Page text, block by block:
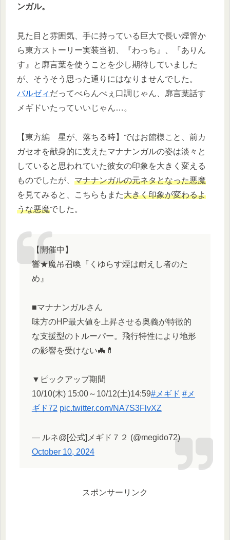
ンガル。
見た目と雰囲気、手に持っている巨大で長い煙管か
ら東方ストーリー実装当初、『わっち』、『ありん
す』と廓言葉を使うことを少し期待していました
が、そうそう思った通りにはなりませんでした。
バルゼィ だってべらんべぇ口調じゃん、廓言葉話す
メギドいたっていいじゃん…。
【東方編 星が、落ちる時】ではお館様こと、前カ
ガセオを献身的に支えたマナナンガルの姿は淡々と
していると思われていた彼女の印象を大きく変える
ものでしたが、 マナナンガルの元ネタとなった悪魔
を見てみると、こちらもまた大きく印象が変わるよ
うな悪魔でした。
【開催中】
響★魔吊召喚『くゆらす煙は耐えし者のた
め』
■マナナンガルさん
味方のHP最大値を上昇させる奥義が特徴的
な支援型のトルーパー。飛行特性により地形
の影響を受けない🦇💊
▼ピックアップ期間
10/10(木) 15:00～10/12(土)14:59#メギド #メ
ギド72 pic.twitter.com/NA7S3FlvXZ
— ルネ@[公式]メギド７２ (@megido72)
October 10, 2024
スポンサーリンク